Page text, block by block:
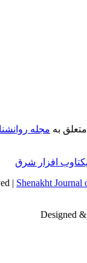
بهمجله
افزار شرق
Shenakht